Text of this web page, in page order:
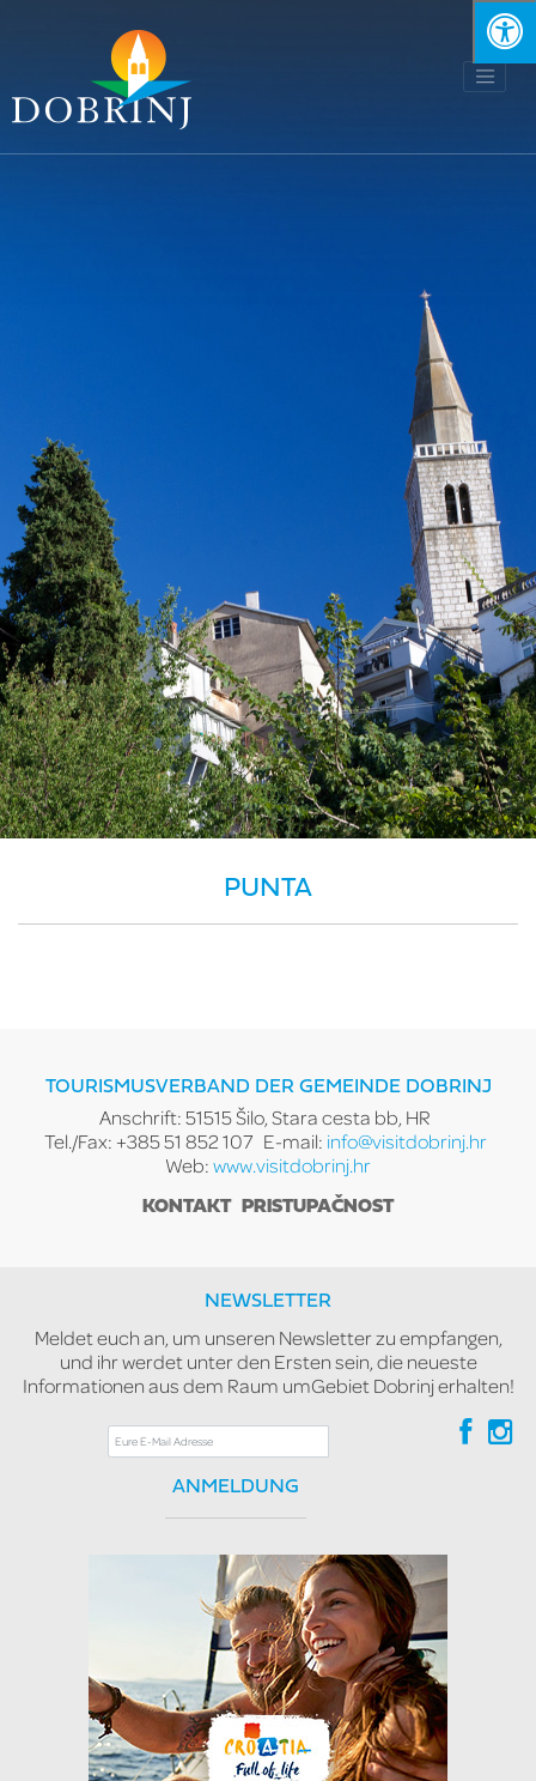
PUNTA
TOURISMUSVERBAND DER GEMEINDE DOBRINJ
Anschrift: 51515 Šilo, Stara cesta bb, HR
Tel./Fax: +385 51 852 107 E-mail: info@visitdobrinj.hr
Web:www.visitdobrinj.hr
KONTAKT PRISTUPAČNOST
NEWSLETTER
Meldet euch an, um unseren Newsletter zu empfangen,
und ihr werdet unter den Ersten sein, die neueste
Informationen aus dem Raum umGebiet Dobrinj erhalten!